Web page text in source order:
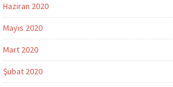
Haziran 2020
Mayıs 2020
Mart 2020
Şubat 2020